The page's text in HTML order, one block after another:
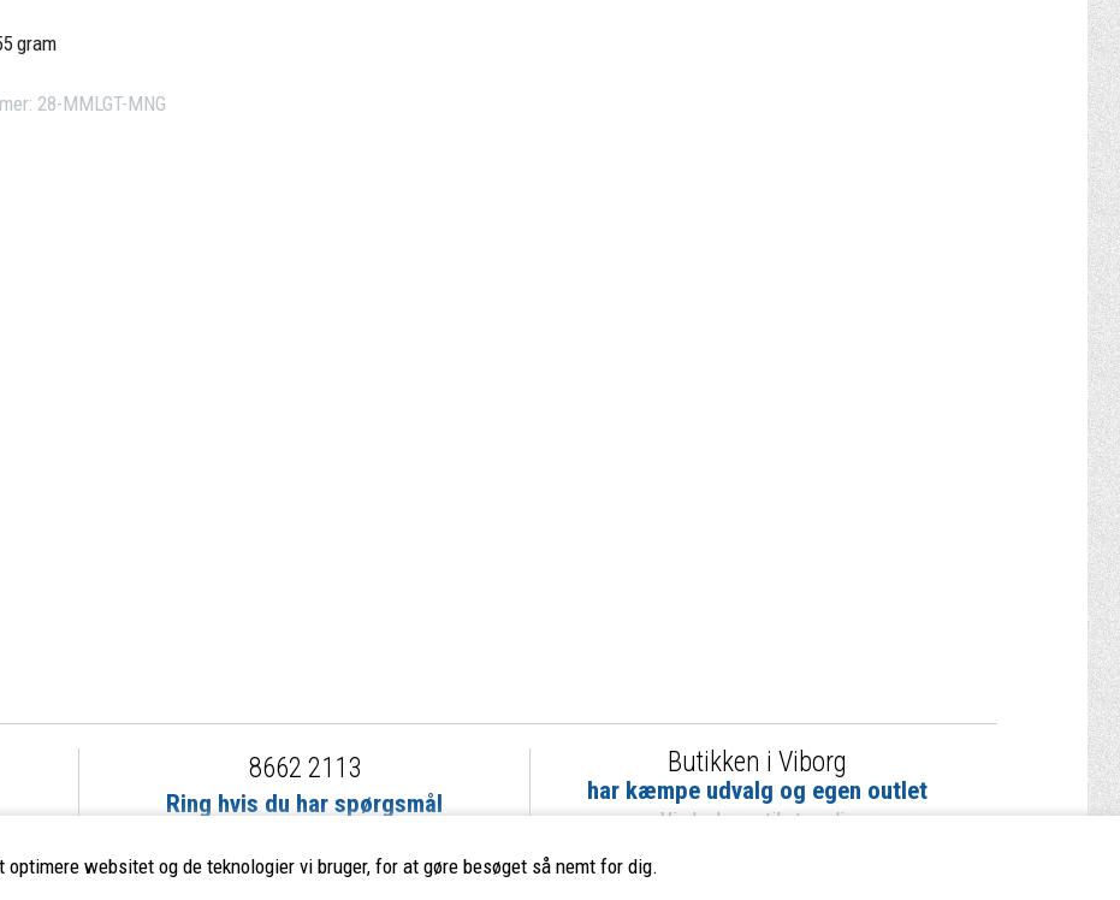
websitet og de teknologier vi bruger, for at gøre besøget så nemt for dig.
gram
28-MMLGT-MNG
8662 2113
Ring hvis du har spørgsmål
Butikken i Viborg
har kæmpe udvalg og egen outlet
Vi glæder os til at se dig